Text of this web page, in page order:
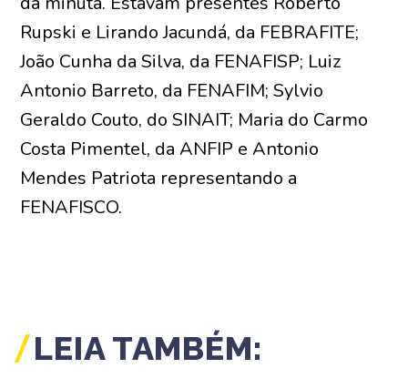
Rupski e Lirando Jacundá, da FEBRAFITE;
João Cunha da Silva, da FENAFISP; Luiz
Antonio Barreto, da FENAFIM; Sylvio
Geraldo Couto, do SINAIT; Maria do Carmo
Costa Pimentel, da ANFIP e Antonio
Mendes Patriota representando a
FENAFISCO.
LEIA TAMBÉM: